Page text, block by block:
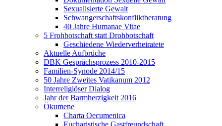
Sexualisierte Gewalt
Schwangerschaftskonfliktberatung
40 Jahre Humanae Vitae
5 Frohbotschaft statt Drohbotschaft
Geschiedene Wiederverheiratete
Aktuelle Aufbrüche
DBK Gesprächsprozess 2010-2015
Familien-Synode 2014/15
50 Jahre Zweites Vatikanum 2012
Interreligiöser Dialog
Jahr der Barmherzigkeit 2016
Ökumene
Charta Oecumenica
Eucharistische Gastfreundschaft